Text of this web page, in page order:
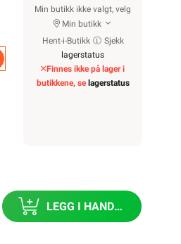
Min butikk ikke valgt, velg
Min butikk
Hent-i-Butikk
Sjekk
lagerstatus
Finnes ikke på lager i
butikkene, se lagerstatus
LEGG I HANDLEKURV